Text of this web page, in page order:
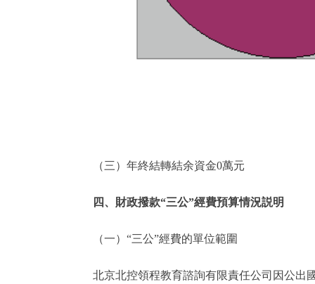
（三） 年終結轉結余資金0萬元
四、財政撥款“三公”經費預算情況説明
（一）“三公”經費的單位範圍
北京北控領程教育諮詢有限責任公司因公出國